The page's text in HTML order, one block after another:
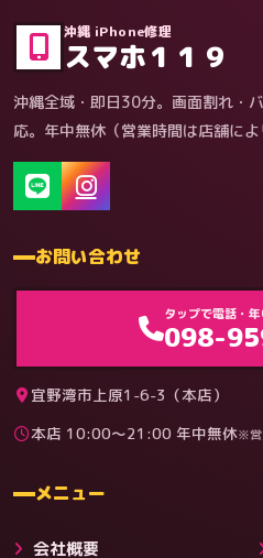
料金
沖縄 iPhone修理
スマホ１１９
沖縄全域・即日30分。画面割れ・
応。年中無休（営業時間は店舗によ
お問い合わせ
タップで電話・
098-
宜野湾市上原1-6-3（本店）
本店 10:00〜21:00 年中無休※営
メニュー
会社概要